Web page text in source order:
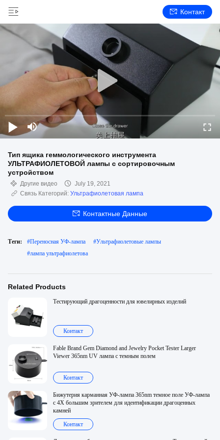
Контакт
Тип ящика геммологического инструмента
УЛЬТРАФИОЛЕТОВОЙ лампы с сортировочным
устройством
Другие видео
July 19, 2021
Связь Категорий: Ультрафиолетовая лампа
Контактные Данные
Теги: #Переносная УФ-лампа #Ультрафиолетовые лампы
#лампа ультрафиолетова
Related Products
Тестирующий драгоценности для ювелирных изделий
Контакт
Fable Brand Gem Diamond and Jewelry Pocket Tester Larger
Viewer 365nm UV лампа с темным полем
Контакт
Бижутерия карманная УФ-лампа 365nm темное поле УФ-лампа
с 4X большим зрителем для идентификации драгоценных
камней
Контакт